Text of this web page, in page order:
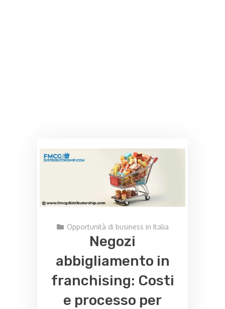
Opportunità di business in Italia
Negozi
abbigliamento in
franchising: Costi
e processo per